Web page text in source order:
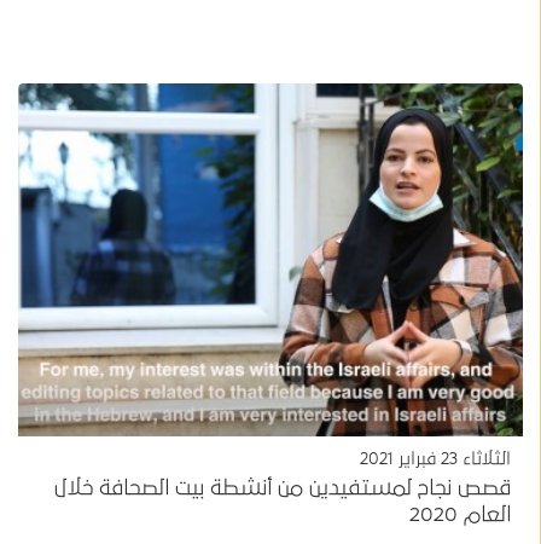
الثلاثاء 23 فبراير 2021
قصص نجاح لمستفيدين من أنشطة بيت الصحافة خلال
العام 2020